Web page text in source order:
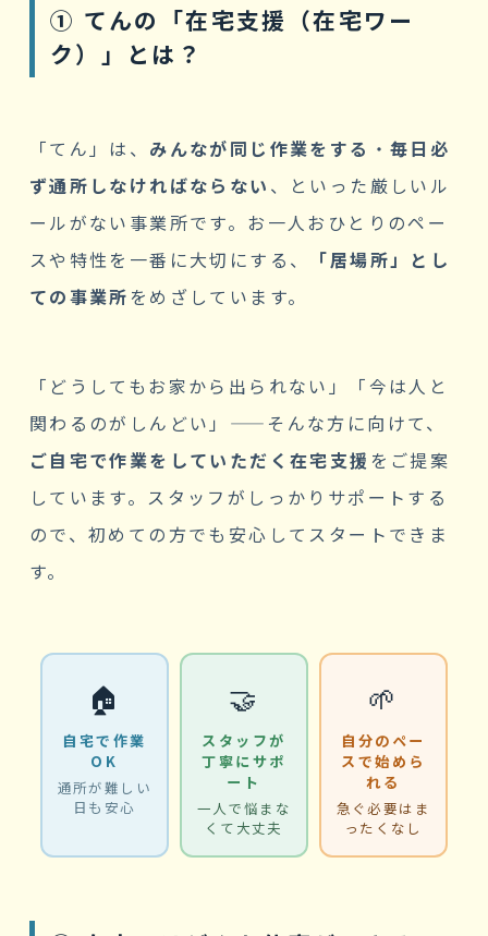
① てんの「在宅支援（在宅ワー
ク）」とは？
「てん」は、 みんなが同じ作業をする ・毎日必
ず通所しなければならない 、といった厳しいル
ールがない事業所です。お一人おひとりのペー
スや特性を一番に大切にする、
「居場所」とし
ての事業所 をめざしています。
「どうしてもお家から出られない」「今は人と
関わるのがしんどい」——そんな方に向けて、
ご自宅で作業をしていただく在宅支援 をご提案
しています。スタッフがしっかりサポートする
ので、初めての方でも安心してスタートできま
す。
🏠
自宅で作業
OK
通所が難しい
日も安心
🤝
スタッフが
丁寧にサポ
ート
一人で悩まな
くて大丈夫
🌱
自分のペー
スで始めら
れる
急ぐ必要はま
ったくなし